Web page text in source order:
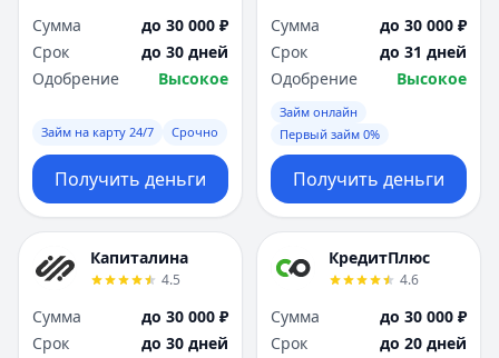
Сумма
до 30 000 ₽
Срок
до 30 дней
Одобрение
Высокое
Займ на карту 24/7 Срочно
Получить деньги
Сумма
до 30 000 ₽
Срок
до 31 дней
Одобрение
Высокое
Займ онлайн
Первый займ 0%
Получить деньги
Капиталина
4.5
Сумма
до 30 000 ₽
Срок
до 30 дней
КредитПлюс
4.6
Сумма
до 30 000 ₽
Срок
до 20 дней